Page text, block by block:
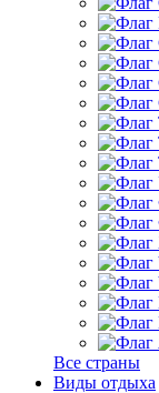
Все страны
Виды отдыха